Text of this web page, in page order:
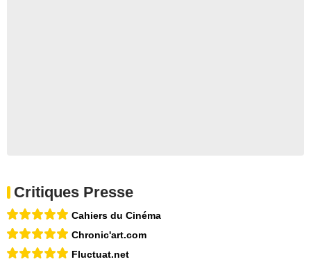
Critiques Presse
Cahiers du Cinéma
Chronic'art.com
Fluctuat.net